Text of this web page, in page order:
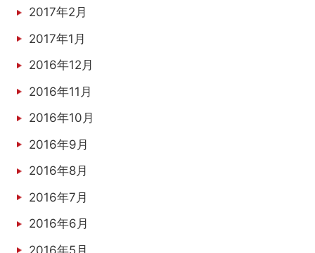
2017年2月
2017年1月
2016年12月
2016年11月
2016年10月
2016年9月
2016年8月
2016年7月
2016年6月
2016年5月